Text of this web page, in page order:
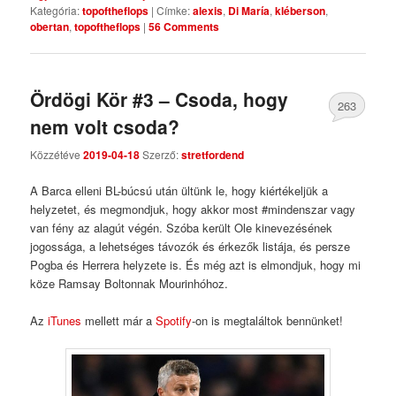
Kategória:topoftheflops |Címke:alexis, Di María,kléberson,
obertan,topoftheflops |56 Comments
Ördögi Kör #3 – Csoda, hogy
nem volt csoda?
Közzétéve2019-04-18Szerző:stretfordend
263
A Barca elleni BL-búcsú után ültünk le, hogy kiértékeljük a
helyzetet, és megmondjuk, hogy akkor most #mindenszar vagy
van fény az alagút végén. Szóba került Ole kinevezésének
jogossága, a lehetséges távozók és érkezők listája, és persze
Pogba és Herrera helyzete is. És még azt is elmondjuk, hogy mi
köze Ramsay Boltonnak Mourinhóhoz.
AziTunes mellett már aSpotify-on is megtaláltok bennünket!